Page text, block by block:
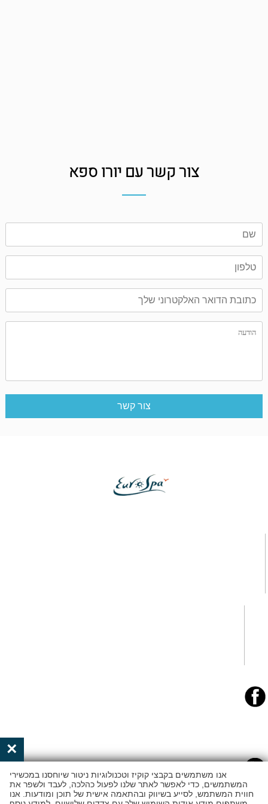
צור קשר עם יורו ספא
×
אנו משתמשים בקבצי קוקיז וטכנולוגיות ניטור שיוחסנו במכשירי
המשתמשים, כדי לאפשר לאתר שלנו לפעול כהלכה, לעבד ולשפר את
חווית המשתמש, לסייע בשיווק ובהתאמה אישית של תוכן ומודעות. אנו